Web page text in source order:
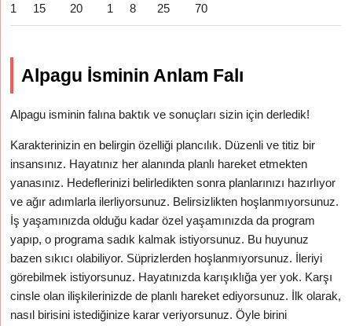
1 15 20 1 8 25 70
Alpagu İsminin Anlam Falı
Alpagu isminin falına baktık ve sonuçları sizin için derledik!
Karakterinizin en belirgin özelliği plancılık. Düzenli ve titiz bir
insansınız. Hayatınız her alanında planlı hareket etmekten
yanasınız. Hedeflerinizi belirledikten sonra planlarınızı hazırlıyor
ve ağır adımlarla ilerliyorsunuz. Belirsizlikten hoşlanmıyorsunuz.
İş yaşamınızda olduğu kadar özel yaşamınızda da program
yapıp, o programa sadık kalmak istiyorsunuz. Bu huyunuz
bazen sıkıcı olabiliyor. Süprizlerden hoşlanmıyorsunuz. İleriyi
görebilmek istiyorsunuz. Hayatınızda karışıklığa yer yok. Karşı
cinsle olan ilişkilerinizde de planlı hareket ediyorsunuz. İlk olarak,
nasıl birisini istediğinize karar veriyorsunuz. Öyle birini